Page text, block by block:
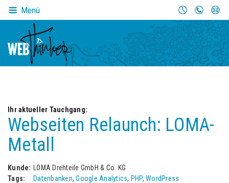
Menü
Ihr aktueller Tauchgang:
Webseiten Relaunch: LOMA-
Metall
Kunde:
LOMA Drehteile GmbH & Co. KG
Tags:
Datenbanken,Google Analytics, PHP, WordPress